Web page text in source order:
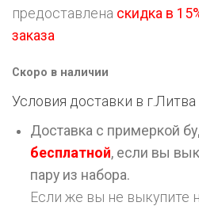
предоставлена скидка в
заказа
Скоро в наличии
Условия доставки в г.Литва
Доставка с примеркой
бесплатной, если вы
пару из набора.
Если же вы не выкупите